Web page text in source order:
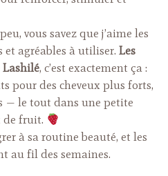
vous savez que j’aime les
agréables à utiliser. Les
Lashilé, c’est exactement ça :
pour des cheveux plus forts,
— le tout dans une petite
de fruit.
à sa routine beauté, et les
au fil des semaines.